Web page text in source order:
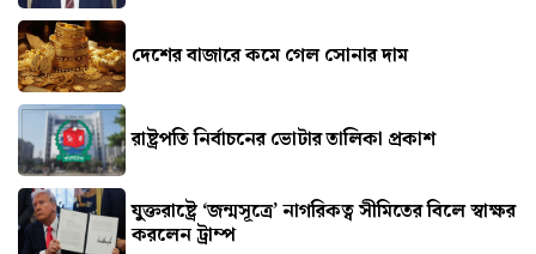
দেশের বাজারে কমে গেল সোনার দাম
রাষ্ট্রপতি নির্বাচনের ভোটার তালিকা প্রকাশ
যুক্তরাষ্ট্রে ‘জন্মসূত্রে’ নাগরিকত্ব সীমিতের বিলে স্বাক্ষর
করলেন ট্রাম্প